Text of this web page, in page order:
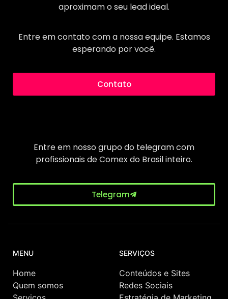
aproximam o seu lead ideal.
Entre em contato com a nossa equipe. Estamos
esperando por você.
Contato
Entre em nosso grupo do telegram com
profissionais de Comex do Brasil inteiro.
Telegram
MENU
Home
Quem somos
SERVIÇOS
Conteúdos e Sites
Redes Sociais